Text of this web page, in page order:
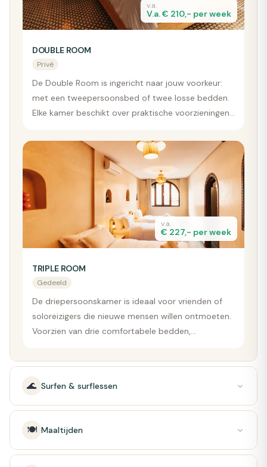
v.a.
V.a. € 210,- per week
DOUBLE ROOM
Privé
De Double Room is ingericht naar jouw voorkeur:
met een tweepersoonsbed of twee losse bedden.
Elke kamer beschikt over praktische voorzieningen
kledingkast. Het is een comfortabele optie voor wie
graag wat meer privacy wil tijdens de surfvakantie,
ideaal voor koppels of vrienden die samen reizen.
v.a.
€ 227,- per week
TRIPLE ROOM
Gedeeld
De driepersoonskamer is ideaal voor vrienden of
soloreizigers die nieuwe mensen willen ontmoeten.
Voorzien van drie comfortabele bedden,
opbergruimte.
🌊 Surfen & surflessen
🍽️ Maaltijden